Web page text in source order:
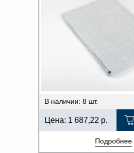
В наличии: 8 шт.
Цена: 1 687,22 р.
Подробнее